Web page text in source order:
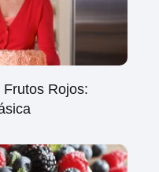
Rojos: